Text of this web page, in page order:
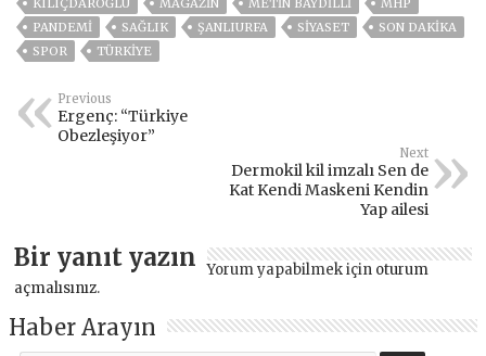
KILIÇDAROĞLU
MAGAZİN METİN BAYDİLLİ
MHP
PANDEMİ
SAĞLIK ŞANLIURFA SİYASET
SON DAKIKA
SPOR
TÜRKİYE
Previous
Ergenç: “Türkiye
Obezleşiyor”
Next
Dermokil kil imzalı Sen de
Kat Kendi Maskeni Kendin
Yap ailesi
Bir yanıt yazın Yorum yapabilmek için oturum
açmalısınız.
Haber Arayın